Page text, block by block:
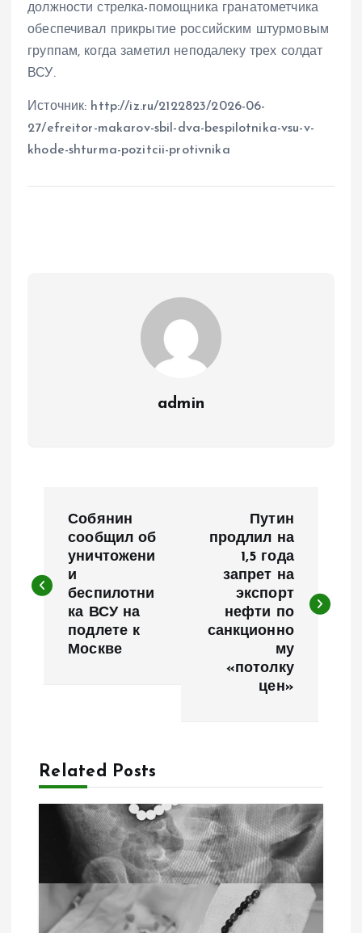
должности стрелка-помощника гранатометчика
обеспечивал прикрытие российским штурмовым
группам, когда заметил неподалеку трех солдат
ВСУ.
Источник: http://iz.ru/2122823/2026-06-
27/efreitor-makarov-sbil-dva-bespilotnika-vsu-v-
khode-shturma-pozitcii-protivnika
admin
в
и
Собянин
сообщил об
уничтожени
и
беспилотни
ка ВСУ на
подлете к
Москве
Путин
продлил на
1,5 года
запрет на
экспорт
нефти по
санкционно
му
«потолку
цен»
Related Posts